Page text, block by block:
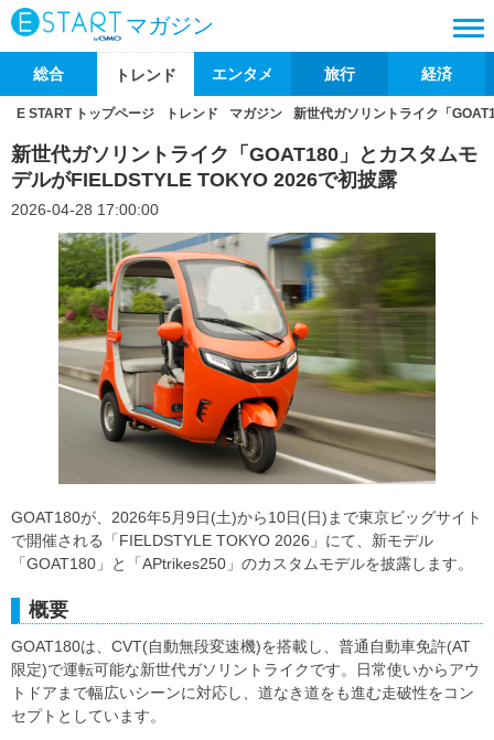
マガジン
総合 トレンド エンタメ 旅行 経済
E START トップページ トレンド マガジン 新世代ガソリントライク「
新世代ガソリントライク「GOAT180」とカスタムモ
デルがFIELDSTYLE TOKYO 2026で初披露
2026-04-28 17:00:00
GOAT180が、2026年5月9日(土)から10日(日)まで東京ビッグサイト
で開催される「FIELDSTYLE TOKYO 2026」にて、新モデル
「GOAT180」と「APtrikes250」のカスタムモデルを披露します。
概要
GOAT180は、CVT(自動無段変速機)を搭載し、普通自動車免許(AT
限定)で運転可能な新世代ガソリントライクです。日常使いからアウ
トドアまで幅広いシーンに対応し、道なき道をも進む走破性をコン
セプトとしています。